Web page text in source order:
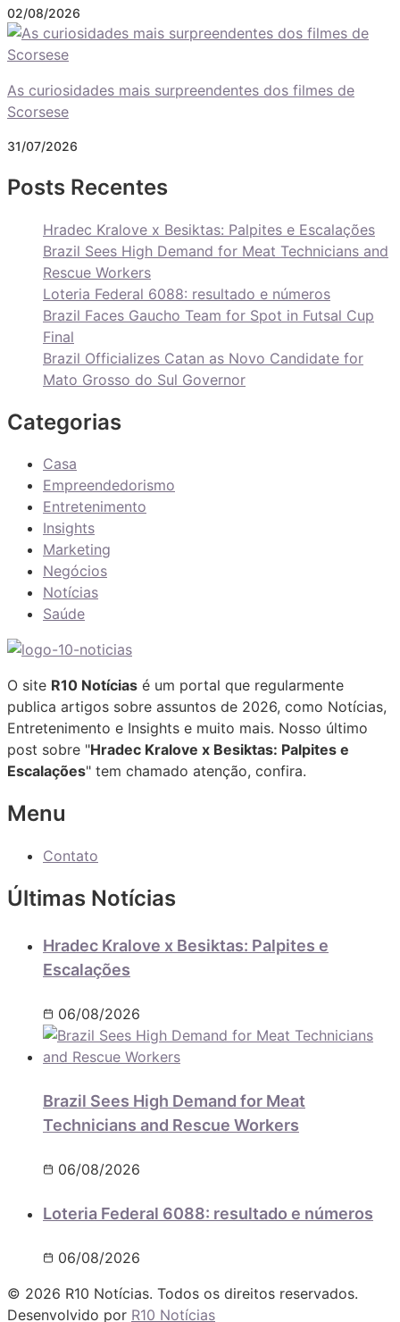
02/08/2026
As curiosidades mais surpreendentes dos filmes de
Scorsese
31/07/2026
Posts Recentes
Hradec Kralove x Besiktas: Palpites e Escalações
Brazil Sees High Demand for Meat Technicians and
Rescue Workers
Loteria Federal 6088: resultado e números
Brazil Faces Gaucho Team for Spot in Futsal Cup
Final
Brazil Officializes Catan as Novo Candidate for
Mato Grosso do Sul Governor
Categorias
Casa
Empreendedorismo
Entretenimento
Insights
Marketing
Negócios
Notícias
Saúde
O site R10 Notícias é um portal que regularmente
publica artigos sobre assuntos de 2026, como Notícias,
Entretenimento e Insights e muito mais. Nosso último
post sobre "Hradec Kralove x Besiktas: Palpites e
Escalações" tem chamado atenção, confira.
Menu
Contato
Últimas Notícias
Hradec Kralove x Besiktas: Palpites e
Escalações
06/08/2026
Brazil Sees High Demand for Meat
Technicians and Rescue Workers
06/08/2026
Loteria Federal 6088: resultado e números
06/08/2026
© 2026 R10 Notícias. Todos os direitos reservados.
Desenvolvido por R10 Notícias